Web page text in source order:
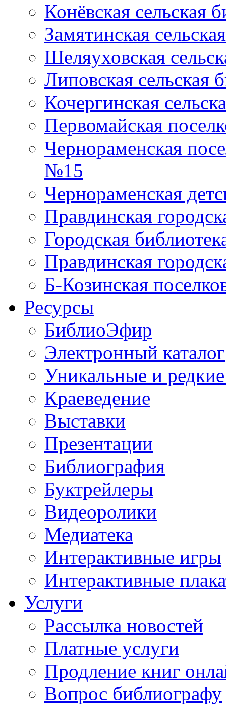
Конёвская сельская
Замятинская
Шеляуховская
Липовская сельская
Кочергинская
Первомайская
Чернораменская
№15
Чернораменская
Правдинская
Городская
Правдинская
Б-Козинская
Ресурсы
БиблиоЭфир
Электронный каталог
Уникальные и
Краеведение
Выставки
Презентации
Библиография
Буктрейлеры
Видеоролики
Медиатека
Интерактивные игры
Интерактивные
Услуги
Рассылка новостей
Платные услуги
Продление книг
Вопрос библиографу